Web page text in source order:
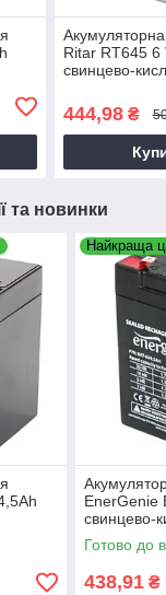
Ritar RT645
свинцево-
акумулятор
444,98₴
та новинки
Найкраща
EnerGenie
свинцево-
Готово до
438,91 ₴